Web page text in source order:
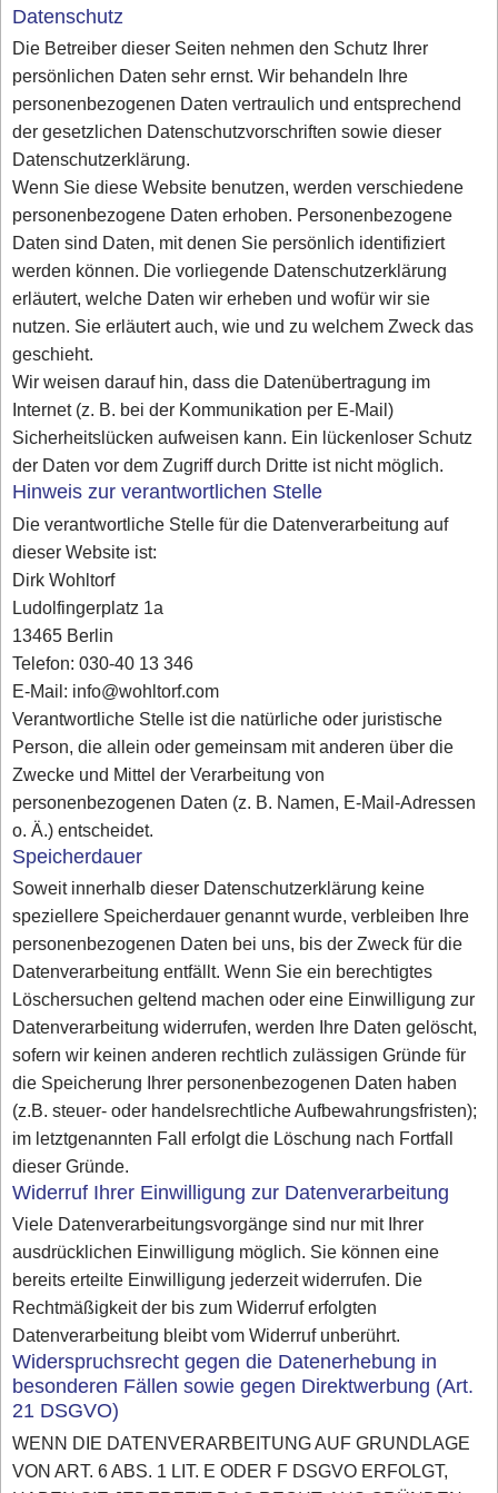
Datenschutz
Die Betreiber dieser Seiten nehmen den Schutz Ihrer
persönlichen Daten sehr ernst. Wir behandeln Ihre
personenbezogenen Daten vertraulich und entsprechend
der gesetzlichen Datenschutzvorschriften sowie dieser
Datenschutzerklärung.
Wenn Sie diese Website benutzen, werden verschiedene
personenbezogene Daten erhoben. Personenbezogene
Daten sind Daten, mit denen Sie persönlich identifiziert
werden können. Die vorliegende Datenschutzerklärung
erläutert, welche Daten wir erheben und wofür wir sie
nutzen. Sie erläutert auch, wie und zu welchem Zweck das
geschieht.
Wir weisen darauf hin, dass die Datenübertragung im
Internet (z. B. bei der Kommunikation per E-Mail)
Sicherheitslücken aufweisen kann. Ein lückenloser Schutz
der Daten vor dem Zugriff durch Dritte ist nicht möglich.
Hinweis zur verantwortlichen Stelle
Die verantwortliche Stelle für die Datenverarbeitung auf
dieser Website ist:
Dirk Wohltorf
Ludolfingerplatz 1a
13465 Berlin
Telefon: 030-40 13 346
E-Mail: info@wohltorf.com
Verantwortliche Stelle ist die natürliche oder juristische
Person, die allein oder gemeinsam mit anderen über die
Zwecke und Mittel der Verarbeitung von
personenbezogenen Daten (z. B. Namen, E-Mail-Adressen
o. Ä.) entscheidet.
Speicherdauer
Soweit innerhalb dieser Datenschutzerklärung keine
speziellere Speicherdauer genannt wurde, verbleiben Ihre
personenbezogenen Daten bei uns, bis der Zweck für die
Datenverarbeitung entfällt. Wenn Sie ein berechtigtes
Löschersuchen geltend machen oder eine Einwilligung zur
Datenverarbeitung widerrufen, werden Ihre Daten gelöscht,
sofern wir keinen anderen rechtlich zulässigen Gründe für
die Speicherung Ihrer personenbezogenen Daten haben
(z.B. steuer- oder handelsrechtliche Aufbewahrungsfristen);
im letztgenannten Fall erfolgt die Löschung nach Fortfall
dieser Gründe.
Widerruf Ihrer Einwilligung zur Datenverarbeitung
Viele Datenverarbeitungsvorgänge sind nur mit Ihrer
ausdrücklichen Einwilligung möglich. Sie können eine
bereits erteilte Einwilligung jederzeit widerrufen. Die
Rechtmäßigkeit der bis zum Widerruf erfolgten
Datenverarbeitung bleibt vom Widerruf unberührt.
Widerspruchsrecht gegen die Datenerhebung in
besonderen Fällen sowie gegen Direktwerbung (Art.
21 DSGVO)
WENN DIE DATENVERARBEITUNG AUF GRUNDLAGE
VON ART. 6 ABS. 1 LIT. E ODER F DSGVO ERFOLGT,